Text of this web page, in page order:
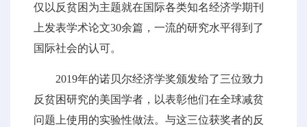
仅以反贫困为主题就在国际各类知名经济学期刊
上发表学术论文30余篇，一流的研究水平得到了
国际社会的认可。
2019年的诺贝尔经济学奖颁发给了三位致力
反贫困研究的美国学者，以表彰他们在全球减贫
问题上使用的实验性做法。与这三位获奖者的反